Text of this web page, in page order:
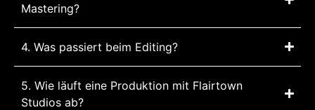
Mastering?
4. Was passiert beim Editing?
5. Wie läuft eine Produktion mit Flairtown
Studios ab?